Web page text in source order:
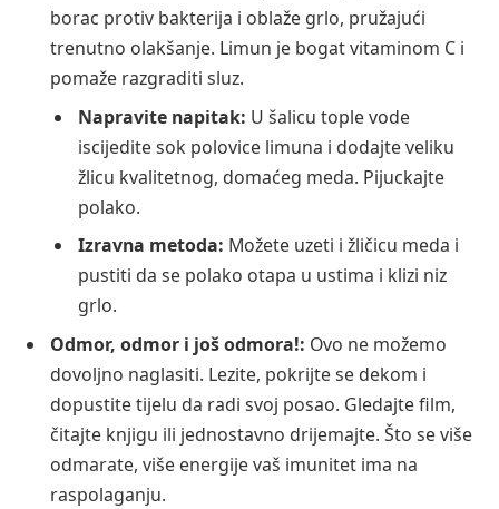
borac protiv bakterija i oblaže grlo, pružajući
trenutno olakšanje. Limun je bogat vitaminom C i
pomaže razgraditi sluz.
Napravite napitak: U šalicu tople vode
iscijedite sok polovice limuna i dodajte veliku
žlicu kvalitetnog, domaćeg meda. Pijuckajte
polako.
Izravna metoda: Možete uzeti i žličicu meda i
pustiti da se polako otapa u ustima i klizi niz
grlo.
Odmor, odmor i još odmora!: Ovo ne možemo
dovoljno naglasiti. Lezite, pokrijte se dekom i
dopustite tijelu da radi svoj posao. Gledajte film,
čitajte knjigu ili jednostavno drijemajte. Što se više
odmarate, više energije vaš imunitet ima na
raspolaganju.